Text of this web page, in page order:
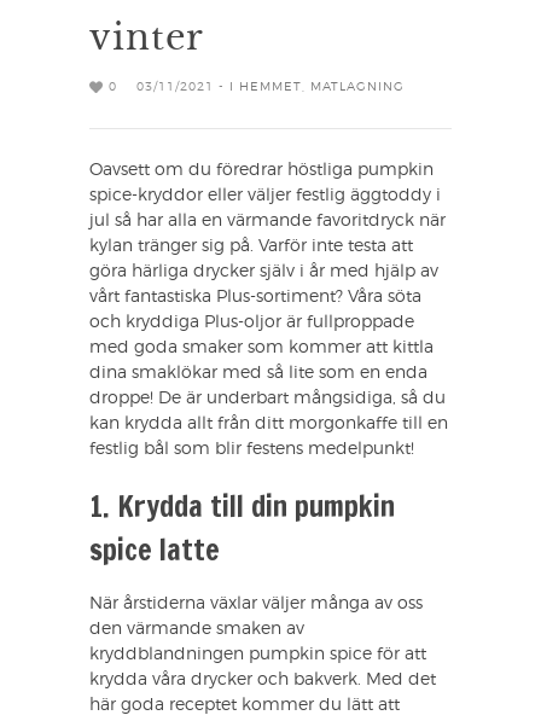
vinter
0 03/11/2021 - I HEMMET MATLAGNING
Oavsett om du föredrar höstliga pumpkin
spice-kryddor eller väljer festlig äggtoddy i
jul så har alla en värmande favoritdryck när
kylan tränger sig på. Varför inte testa att
göra härliga drycker själv i år med hjälp av
vårt fantastiska Plus-sortiment? Våra söta
och kryddiga Plus-oljor är fullproppade
med goda smaker som kommer att kittla
dina smaklökar med så lite som en enda
droppe! De är underbart mångsidiga, så du
kan krydda allt från ditt morgonkaffe till en
festlig bål som blir festens medelpunkt!
1. Krydda till din pumpkin
spice latte
När årstiderna växlar väljer många av oss
den värmande smaken av
kryddblandningen pumpkin spice för att
krydda våra drycker och bakverk. Med det
här goda receptet kommer du lätt att